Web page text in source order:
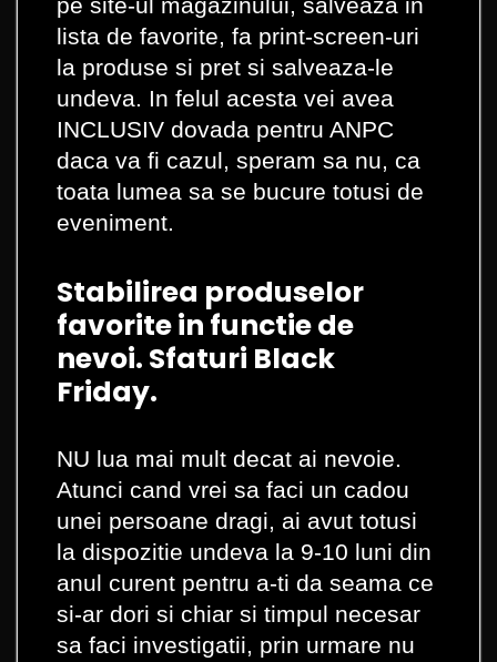
lista de favorite, fa print-screen-uri
la produse si pret si salveaza-le
undeva. In felul acesta vei avea
INCLUSIV dovada pentru ANPC
daca va fi cazul, speram sa nu, ca
toata lumea sa se bucure totusi de
eveniment.
Stabilirea produselor
favorite in functie de
nevoi. Sfaturi Black
Friday.
NU lua mai mult decat ai nevoie.
Atunci cand vrei sa faci un cadou
unei persoane dragi, ai avut totusi
la dispozitie undeva la 9-10 luni din
anul curent pentru a-ti da seama ce
si-ar dori si chiar si timpul necesar
sa faci investigatii, prin urmare nu